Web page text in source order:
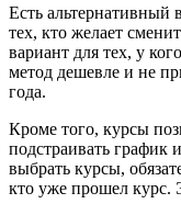
Есть альтернативный
тех, кто желает
вариант для тех, у
метод дешевле и не
года.
Кроме того, курсы
подстраивать
выбрать курсы,
кто уже прошел курс.